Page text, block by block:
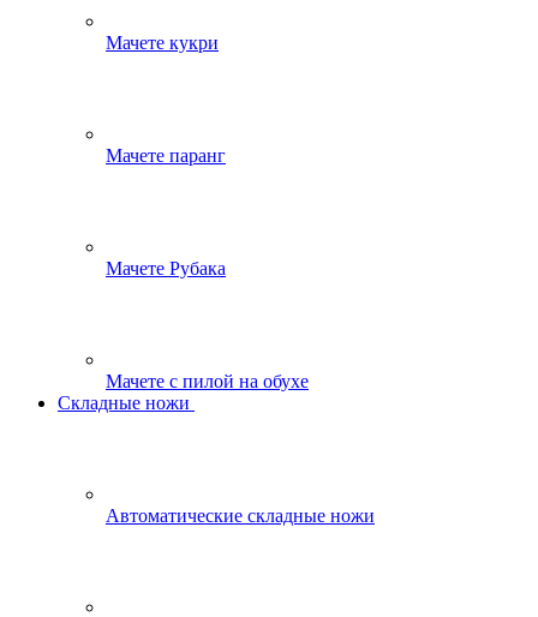
Мачете кукри
Мачете паранг
Мачете Рубака
Мачете с пилой на обухе
Складные ножи
Автоматические складные ножи